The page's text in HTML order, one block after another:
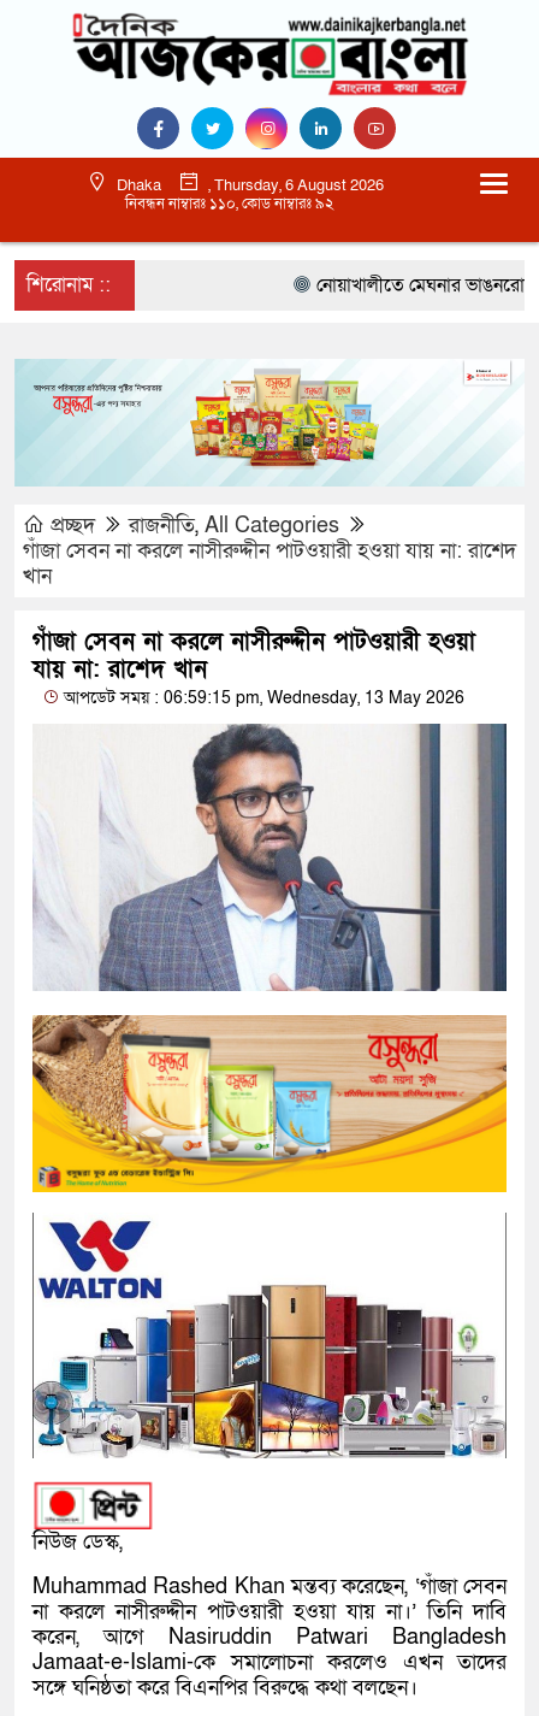
Dhaka
, Thursday, 6 August 2026
নিবন্ধন নাম্বারঃ ১১০, কোড নাম্বারঃ ৯২
শিরোনাম :: নোয়াখালীতে মেঘনার ভাঙনরোধে
প্রচ্ছদ রাজনীতি, All Categories
গাঁজা সেবন না করলে নাসীরুদ্দীন পাটওয়ারী হওয়া যায় না: রাশেদ
খান
গাঁজা সেবন না করলে নাসীরুদ্দীন পাটওয়ারী হওয়া
যায় না: রাশেদ খান
আপডেট সময় : 06:59:15 pm, Wednesday, 13 May 2026
নিউজ ডেস্ক,
Muhammad Rashed Khan মন্তব্য করেছেন, ‘গাঁজা সেবন
না করলে নাসীরুদ্দীন পাটওয়ারী হওয়া যায় না।’ তিনি দাবি
করেন, আগে Nasiruddin Patwari Bangladesh
Jamaat-e-Islami-কে সমালোচনা করলেও এখন তাদের
সঙ্গে ঘনিষ্ঠতা করে বিএনপির বিরুদ্ধে কথা বলছেন।